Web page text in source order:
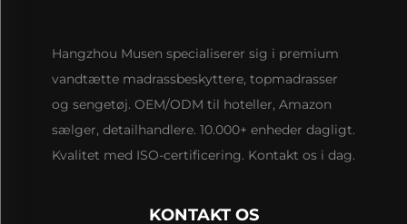
Hangzhou Musen specialiserer sig i premium
vandtætte madrassbeskyttere, topmadrasser
og sengetøj. OEM/ODM til hoteller, Amazon
sælger, detailhandlere. 10.000+ enheder dagligt.
Kvalitet med ISO-certificering. Kontakt os i dag.
KONTAKT OS